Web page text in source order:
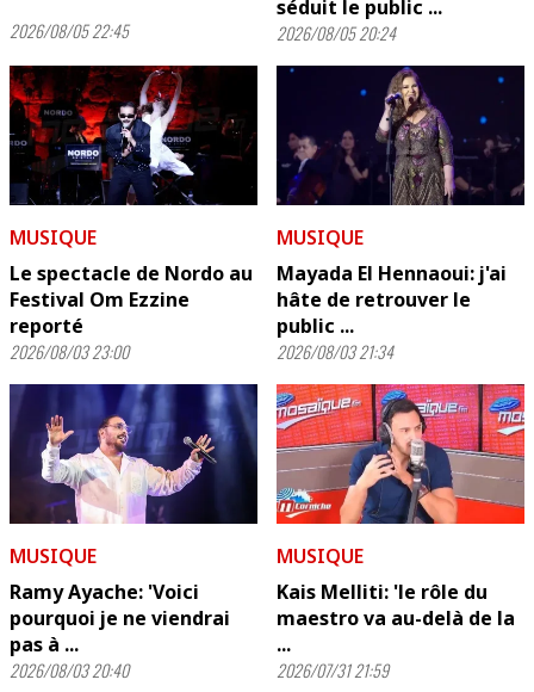
2026/08/05 22:45
séduit le public ...
2026/08/05 20:24
MUSIQUE
Le spectacle de Nordo au
Festival Om Ezzine
reporté
2026/08/03 23:00
MUSIQUE
Mayada El Hennaoui: j'ai
hâte de retrouver le
public ...
2026/08/03 21:34
MUSIQUE
Ramy Ayache: 'Voici
pourquoi je ne viendrai
pas à ...
2026/08/03 20:40
MUSIQUE
Kais Melliti: 'le rôle du
maestro va au-delà de la
...
2026/07/31 21:59